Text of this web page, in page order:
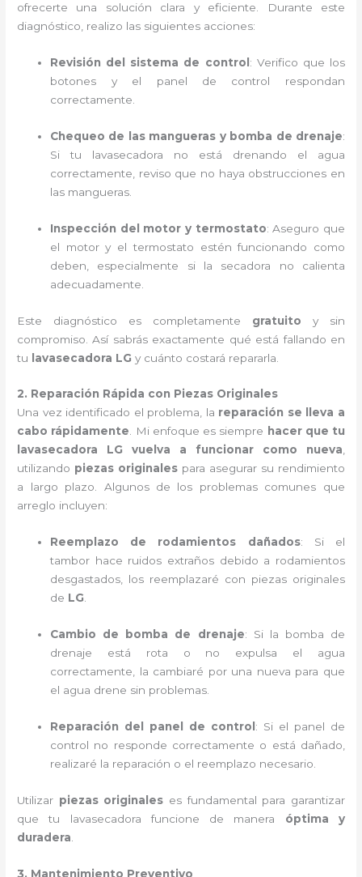
ofrecerte una solución clara y eficiente. Durante este
diagnóstico, realizo las siguientes acciones:
Revisión del sistema de control : Verifico que los
botones y el panel de control respondan
correctamente.
Chequeo de las mangueras y bomba de drenaje:
Si tu lavasecadora no está drenando el agua
correctamente, reviso que no haya obstrucciones en
las mangueras.
Inspección del motor y termostato: Aseguro que
el motor y el termostato estén funcionando como
deben, especialmente si la secadora no calienta
adecuadamente.
Este diagnóstico es completamente gratuito y sin
compromiso. Así sabrás exactamente qué está fallando en
tu lavasecadora LG y cuánto costará repararla.
2. Reparación Rápida con Piezas Originales
Una vez identificado el problema, la reparación se lleva a
cabo rápidamente. Mi enfoque es siempre hacer que tu
lavasecadora LG vuelva a funcionar como nueva,
utilizando piezas originales para asegurar su rendimiento
a largo plazo. Algunos de los problemas comunes que
arreglo incluyen:
Reemplazo de rodamientos dañados: Si el
tambor hace ruidos extraños debido a rodamientos
desgastados, los reemplazaré con piezas originales
de LG.
Cambio de bomba de drenaje: Si la bomba de
drenaje está rota o no expulsa el agua
correctamente, la cambiaré por una nueva para que
el agua drene sin problemas.
Reparación del panel de control : Si el panel de
control no responde correctamente o está dañado,
realizaré la reparación o el reemplazo necesario.
Utilizar piezas originales es fundamental para garantizar
que tu lavasecadora funcione de manera óptima y
duradera
3. Mantenimiento Preventivo